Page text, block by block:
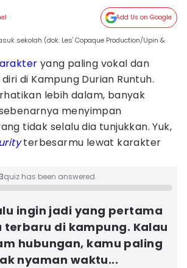
Add Us on Google
sekolah (dok. Les' Copaque Production/Upin &
yang paling vokal dan
di Kampung Durian Runtuh.
lebih dalam, banyak
menyimpan
tidak selalu dia tunjukkan. Yuk,
terbesarmu lewat karakter
3quiz has been answered.
ingin jadi yang pertama
di kampung. Kalau
hubungan, kamu paling
nyaman waktu...